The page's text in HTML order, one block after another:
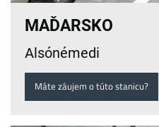
MAĎARSKO
Alsónémedi
Máte záujem o túto stanicu?